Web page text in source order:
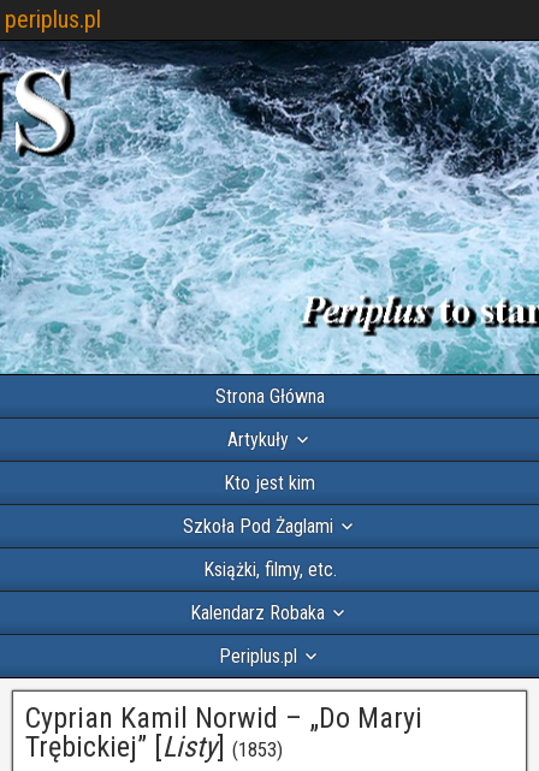
periplus.pl
Strona Główna
Artykuły
Kto jest kim
Szkoła Pod Żaglami
Książki, filmy, etc.
Kalendarz Robaka
Periplus.pl
Cyprian Kamil Norwid – „Do Maryi
Trębickiej” [Listy] (1853)